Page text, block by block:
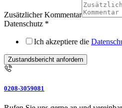
Zusätzlicher Kommentar
Datenschutz *
Ich akzeptiere die
Zustandsbericht anfordern
0208-3059081